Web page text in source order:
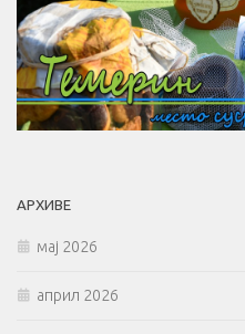
АРХИВЕ
мај 2026
април 2026